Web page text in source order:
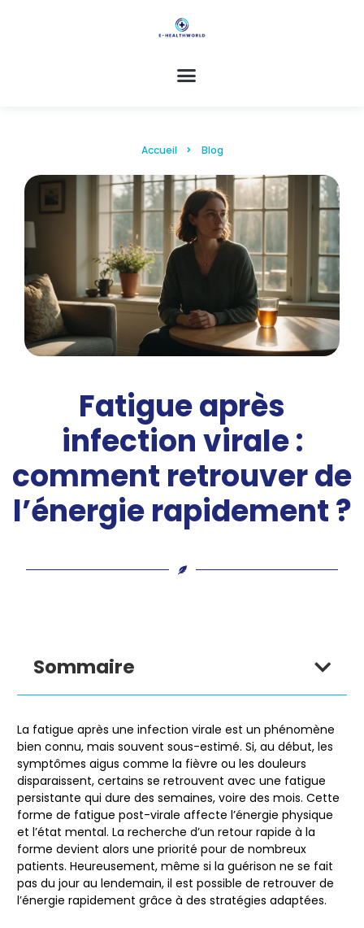
Accueil Blog
Fatigue après
infection virale :
comment retrouver de
l’énergie rapidement ?
Sommaire
La fatigue après une infection virale est un phénomène
bien connu, mais souvent sous-estimé. Si, au début, les
symptômes aigus comme la fièvre ou les douleurs
disparaissent, certains se retrouvent avec une fatigue
persistante qui dure des semaines, voire des mois. Cette
forme de fatigue post-virale affecte l’énergie physique
et l’état mental. La recherche d’un retour rapide à la
forme devient alors une priorité pour de nombreux
patients. Heureusement, même si la guérison ne se fait
pas du jour au lendemain, il est possible de retrouver de
l’énergie rapidement grâce à des stratégies adaptées.